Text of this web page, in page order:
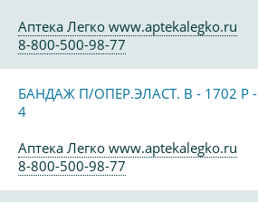
Аптека Легко www.aptekalegko.ru
8-800-500-98-77
БАНДАЖ П/ОПЕР.ЭЛАСТ. В - 1702 Р -
4
Аптека Легко www.aptekalegko.ru
8-800-500-98-77